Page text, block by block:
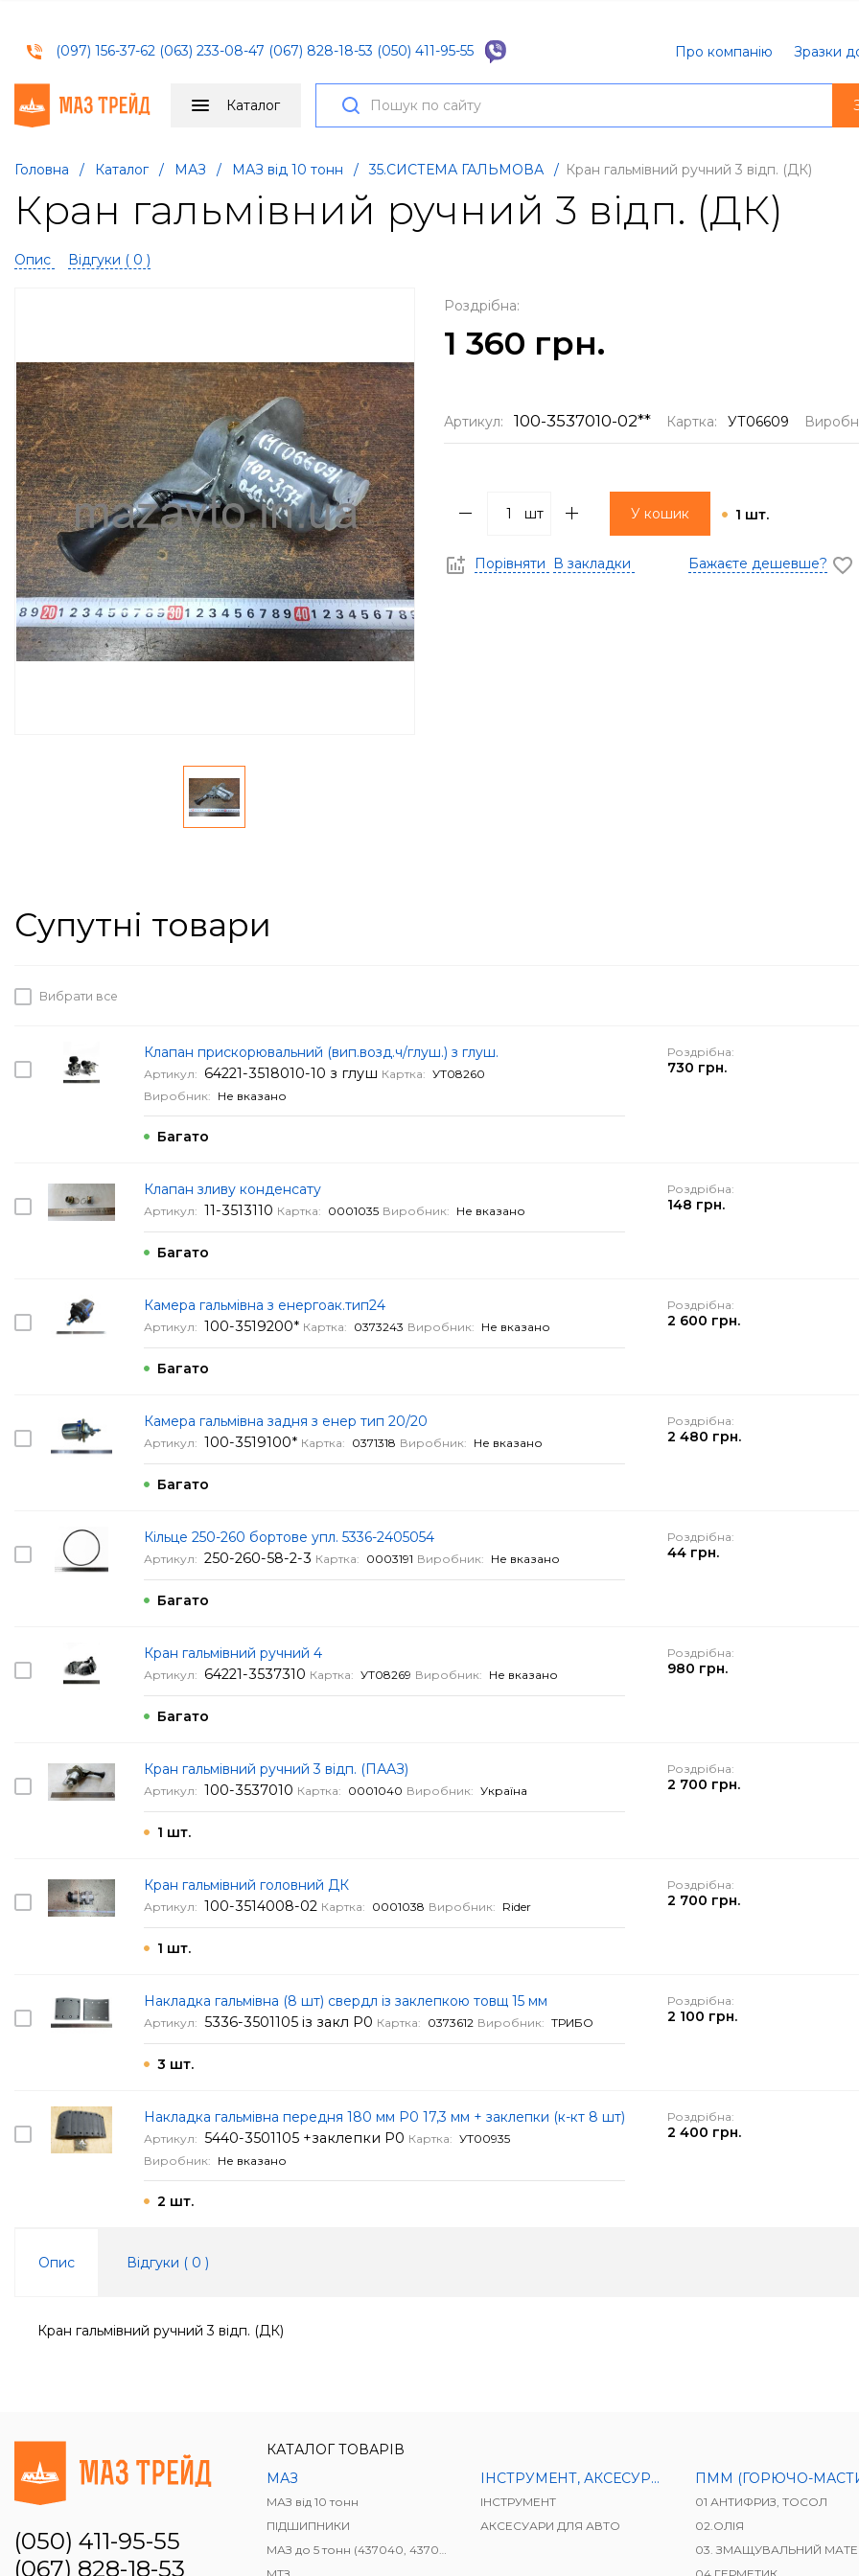
(097) 156-37-62 (063) 233-08-47 (067) 828-18-53 (050) 411-95-55 Про компанію Зразки
Каталог
Головна / Каталог / МАЗ / МАЗ від 10 тонн / 35.СИСТЕМА ГАЛЬМОВА / Кран гальмівний ручний 3 відп. (ДК)
Кран гальмівний ручний 3 відп. (ДК)
Опис Відгуки ( 0 )
Роздрібна:
1 360 грн.
Артикул: 100-3537010-02** Картка: УТ06609
шт У кошик 1 шт.
Порівняти В закладки Бажаєте дешевше?
Супутні товари
Вибрати все
Клапан прискорювальний (вип.возд.ч/глуш.) з глуш.
Артикул: 64221-3518010-10 з глуш Картка: УТ08260
Виробник: Не вказано
Багато
Роздрібна:
730 грн.
Клапан зливу конденсату
Артикул: 11-3513110 Картка: 0001035 Виробник: Не вказано
Багато
Роздрібна:
148 грн.
Камера гальмівна з енергоак.тип24
Артикул: 100-3519200* Картка: 0373243 Виробник: Не вказано
Багато
Роздрібна:
2 600 грн.
Камера гальмівна задня з енер тип 20/20
Артикул: 100-3519100* Картка: 0371318 Виробник: Не вказано
Багато
Роздрібна:
2 480 грн.
Кільце 250-260 бортове упл. 5336-2405054
Артикул: 250-260-58-2-3 Картка: 0003191 Виробник: Не вказано
Багато
Роздрібна:
44 грн.
Кран гальмівний ручний 4
Артикул: 64221-3537310 Картка: УТ08269 Виробник: Не вказано
Багато
Роздрібна:
980 грн.
Кран гальмівний ручний 3 відп. (ПААЗ)
Артикул: 100-3537010 Картка: 0001040 Виробник: Україна
1 шт.
Роздрібна:
2 700 грн.
Кран гальмівний головний ДК
Артикул: 100-3514008-02 Картка: 0001038 Виробник: Rider
1 шт.
Роздрібна:
2 700 грн.
Накладка гальмівна (8 шт) свердл із заклепкою товщ 15 мм
Артикул: 5336-3501105 із закл Р0 Картка: 0373612 Виробник: ТРИБО
3 шт.
Роздрібна:
2 100 грн.
Накладка гальмівна передня 180 мм Р0 17,3 мм + заклепки (к-кт 8 шт)
Артикул: 5440-3501105 +заклепки Р0 Картка: УТ00935
Виробник: Не вказано
2 шт.
Роздрібна:
2 400 грн.
Опис Відгуки ( 0 )
Кран гальмівний ручний 3 відп. (ДК)
(050) 411-95-55
(067) 828-18-53
КАТАЛОГ ТОВАРІВ
МАЗ
МАЗ від 10 тонн
ПІДШИПНИКИ
МАЗ до 5 тонн (437040, 437041, 437141)
ІНСТРУМЕНТ, АКСЕСУРИ ДЛЯ АВТО
ІНСТРУМЕНТ
АКСЕСУАРИ ДЛЯ АВТО
ПММ (ГОРЮЧО-МАСТИЛЬНІ
01 АНТИФРИЗ, ТОСОЛ
02.ОЛІЯ
03. ЗМАЩУВАЛЬНИЙ